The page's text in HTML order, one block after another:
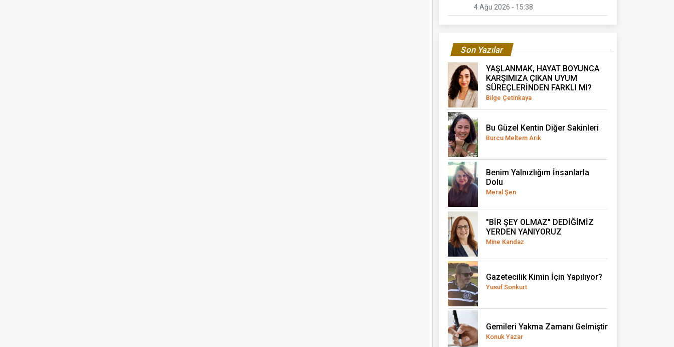
4 Ağu 2026 - 15:38
Son Yazılar
YAŞLANMAK, HAYAT BOYUNCA
KARŞIMIZA ÇIKAN UYUM
SÜREÇLERİNDEN FARKLI MI?
Bilge Çetinkaya
Bu Güzel Kentin Diğer Sakinleri
Burcu Meltem Arık
Benim Yalnızlığım İnsanlarla
Dolu
Meral Şen
"BİR ŞEY OLMAZ" DEDİĞİMİZ
YERDEN YANIYORUZ
Mine Kandaz
Gazetecilik Kimin İçin Yapılıyor?
Yusuf Sonkurt
Gemileri Yakma Zamanı Gelmiştir
Konuk Yazar